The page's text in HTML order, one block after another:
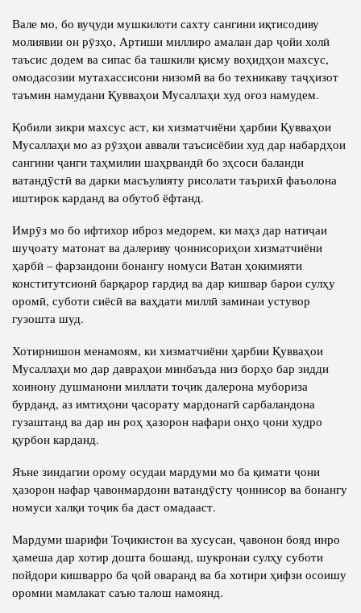
Вале мо, бо вуҷуди мушкилоти сахту сангини иқтисодиву
молиявии он рӯзҳо, Артиши миллиро амалан дар ҷойи холӣ
таъсис додем ва сипас ба ташкили қисму воҳидҳои махсус,
омодасозии мутахассисони низомӣ ва бо техникаву таҷҳизот
таъмин намудани Қувваҳои Мусаллаҳи худ оғоз намудем.
Қобили зикри махсус аст, ки хизматчиёни ҳарбии Қувваҳои
Мусаллаҳи мо аз рӯзҳои аввали таъсисёбии худ дар набардҳои
сангини ҷанги таҳмилии шаҳрвандӣ бо эҳсоси баланди
ватандӯстӣ ва дарки масъулияту рисолати таърихӣ фаъолона
иштирок карданд ва обутоб ёфтанд.
Имрӯз мо бо ифтихор иброз медорем, ки маҳз дар натиҷаи
шуҷоату матонат ва далериву ҷоннисориҳои хизматчиёни
ҳарбӣ – фарзандони бонангу номуси Ватан ҳокимияти
конститутсионӣ барқарор гардид ва дар кишвар барои сулҳу
оромӣ, суботи сиёсӣ ва ваҳдати миллӣ заминаи устувор
гузошта шуд.
Хотирнишон менамоям, ки хизматчиёни ҳарбии Қувваҳои
Мусаллаҳи мо дар давраҳои минбаъда низ борҳо бар зидди
хоинону душманони миллати тоҷик далерона мубориза
бурданд, аз имтиҳони ҷасорату мардонагӣ сарбаландона
гузаштанд ва дар ин роҳ ҳазорон нафари онҳо ҷони худро
қурбон карданд.
Яъне зиндагии орому осудаи мардуми мо ба қимати ҷони
ҳазорон нафар ҷавонмардони ватандӯсту ҷоннисор ва бонангу
номуси халқи тоҷик ба даст омадааст.
Мардуми шарифи Тоҷикистон ва хусусан, ҷавонон бояд инро
ҳамеша дар хотир дошта бошанд, шукронаи сулҳу суботи
пойдори кишварро ба ҷой оваранд ва ба хотири ҳифзи осоишу
оромии мамлакат саъю талош намоянд.